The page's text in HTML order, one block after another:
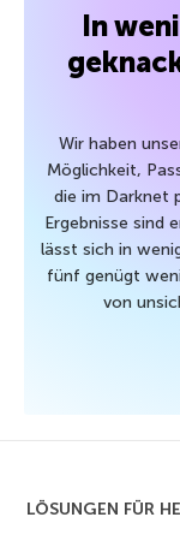
In
Wir haben
Möglichkeit,
die im Darknet
Ergebnisse sind
lässt sich in
fünf genügt
von
LÖSUNGEN FÜR